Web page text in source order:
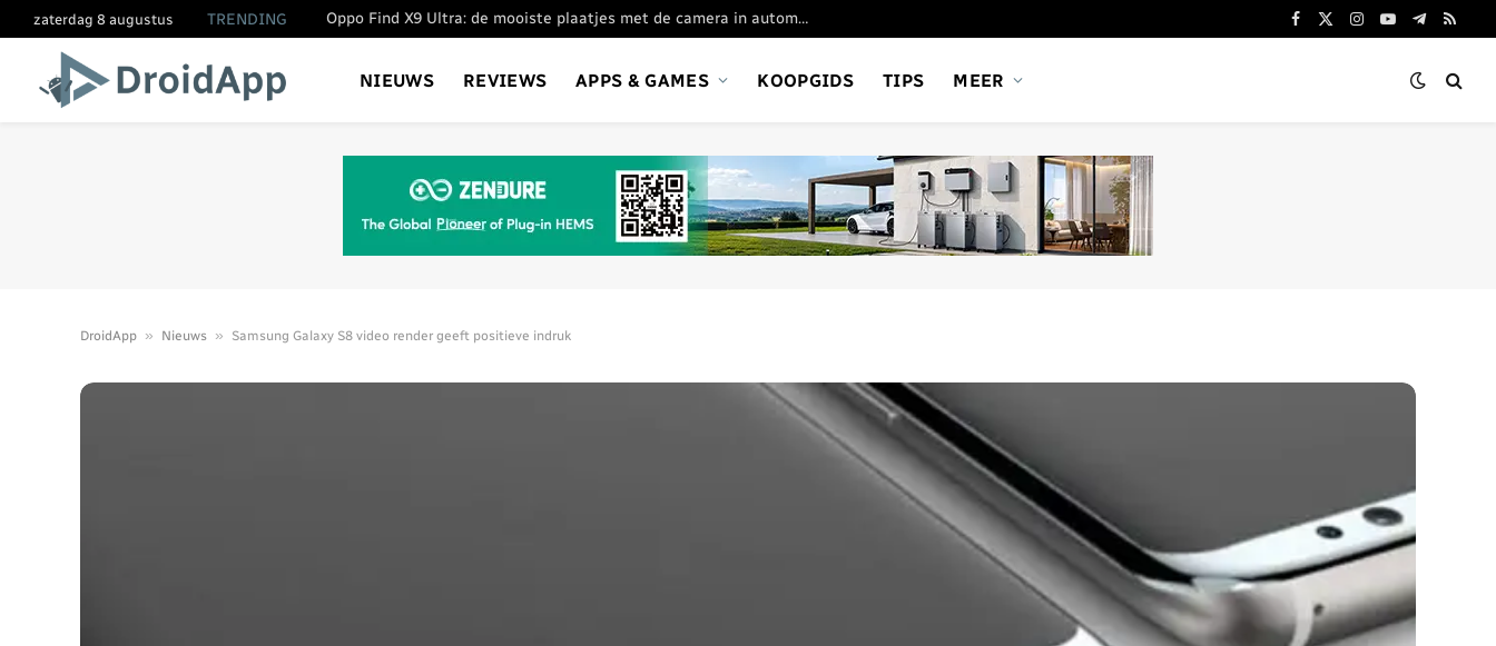
zaterdag 8 augustus TRENDING Oppo Find X9 Ultra: de mooiste plaatjes met de camera in automatische stand
Facebook
X
Instagram
YouTube
Telegram
RSS
NIEUWS REVIEWS APPS & GAMES KOOPGIDS TIPS MEER
DroidApp » Nieuws » Samsung Galaxy S8 video render geeft positieve indruk